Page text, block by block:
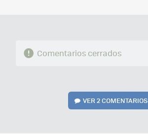
Comentarios cerrados
VER2 COMENTARIOS